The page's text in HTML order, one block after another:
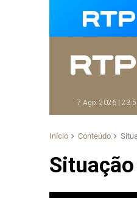
7 Ago. 2026 |
Início Conteúdo